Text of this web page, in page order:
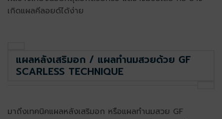
เกิดแผลคีลอยด์ได้ง่าย
แผลหลังเสริมอก / แผลทำนมสวยด้วย GF
SCARLESS TECHNIQUE
มาถึงเทคนิคแผลหลังเสริมอก หรือแผลทำนมสวย GF